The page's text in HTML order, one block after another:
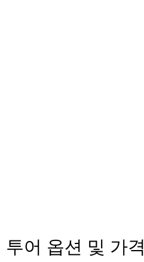
투어 옵션 및 가격